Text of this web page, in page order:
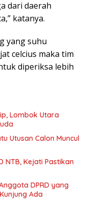
dari daerah
katanya.
yang suhu
celcius maka tim
diperiksa lebih
Lombok Utara
Utusan Calon Muncul
NTB, Kejati Pastikan
DPRD yang
Ada